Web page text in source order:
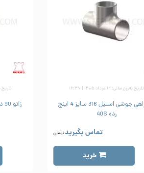
تاریخ به‌روزرسانی: ۱۲ مرداد ۱۴۰۵ | ۱۶:۳۷
سه راهی جوشی استیل 316 سایز 4 اینچ
رده 40S
تماس بگیرید تومان
خرید
تاریخ